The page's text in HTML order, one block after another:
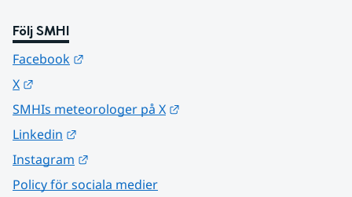
Följ SMHI
Facebook
X
SMHIs meteorologer på X
Linkedin
Instagram
Policy för sociala medier